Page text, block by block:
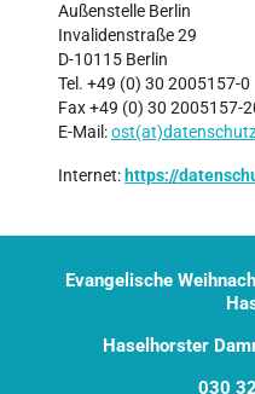
Außenstelle Berlin
Invalidenstraße 29
D-10115 Berlin
Tel. +49 (0) 30 2005157-0
Fax +49 (0) 30 2005157-
E-Mail:
Internet: https://
Evangelische
Haselhorster
030